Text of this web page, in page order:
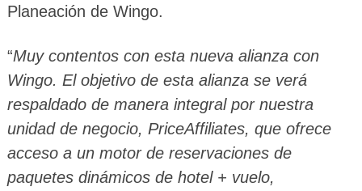
Planeación de Wingo.
“Muy contentos con esta nueva alianza con
Wingo. El objetivo de esta alianza se verá
respaldado de manera integral por nuestra
unidad de negocio, PriceAffiliates, que ofrece
acceso a un motor de reservaciones de
paquetes dinámicos de hotel + vuelo,